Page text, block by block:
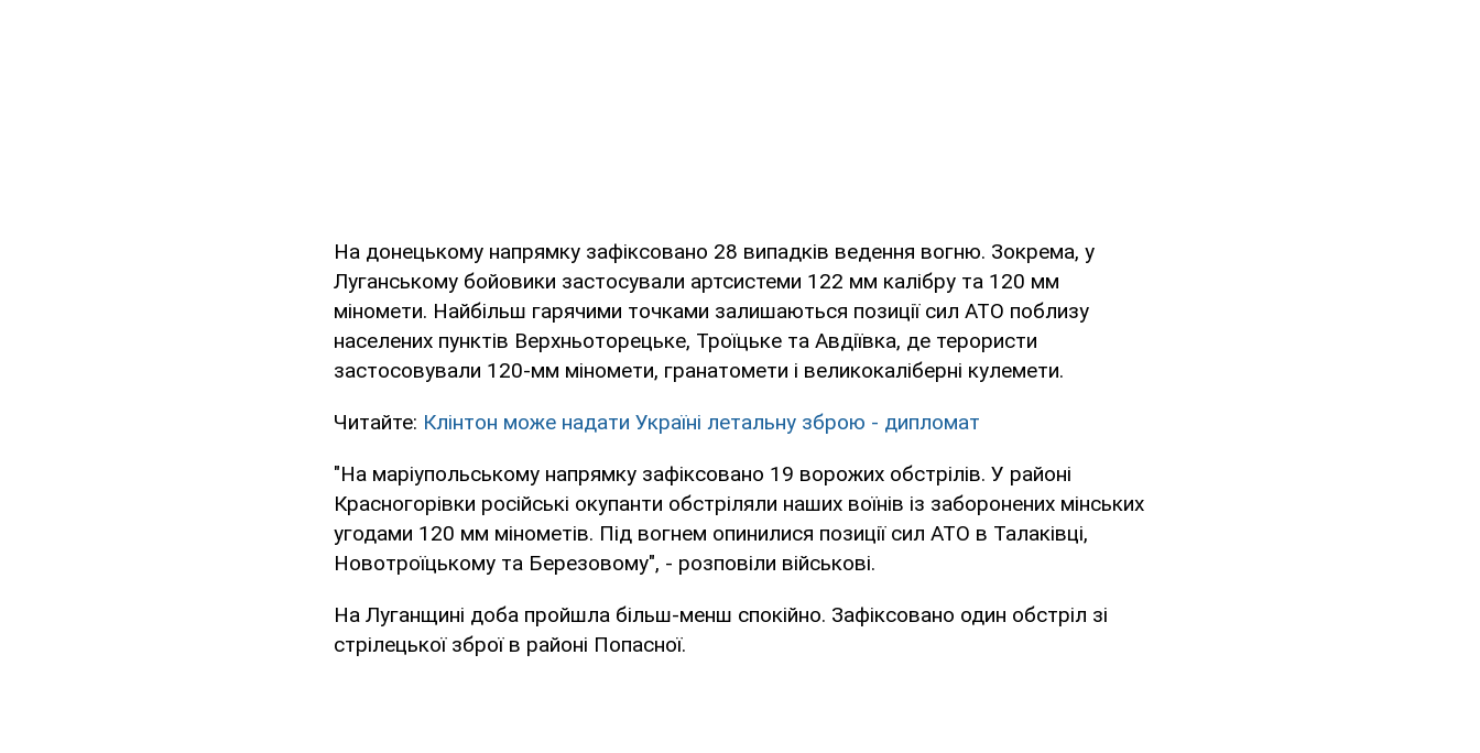
На донецькому напрямку зафіксовано 28 випадків ведення вогню. Зокрема, у
Луганському бойовики застосували артсистеми 122 мм калібру та 120 мм
міномети. Найбільш гарячими точками залишаються позиції сил АТО поблизу
населених пунктів Верхньоторецьке, Троїцьке та Авдіївка, де терористи
застосовували 120-мм міномети, гранатомети і великокаліберні кулемети.
Читайте: Клінтон може надати Україні летальну зброю - дипломат
"На маріупольському напрямку зафіксовано 19 ворожих обстрілів. У районі
Красногорівки російські окупанти обстріляли наших воїнів із заборонених мінських
угодами 120 мм мінометів. Під вогнем опинилися позиції сил АТО в Талаківці,
Новотроїцькому та Березовому", - розповіли військові.
На Луганщині доба пройшла більш-менш спокійно. Зафіксовано один обстріл зі
стрілецької зброї в районі Попасної.